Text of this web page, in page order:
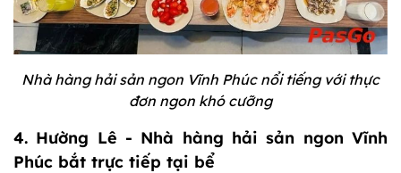
Nhà hàng hải sản ngon Vĩnh Phúc nổi tiếng với thực
đơn ngon khó cưỡng
4. Hường Lê - Nhà hàng hải sản ngon Vĩnh
Phúc bắt trực tiếp tại bể